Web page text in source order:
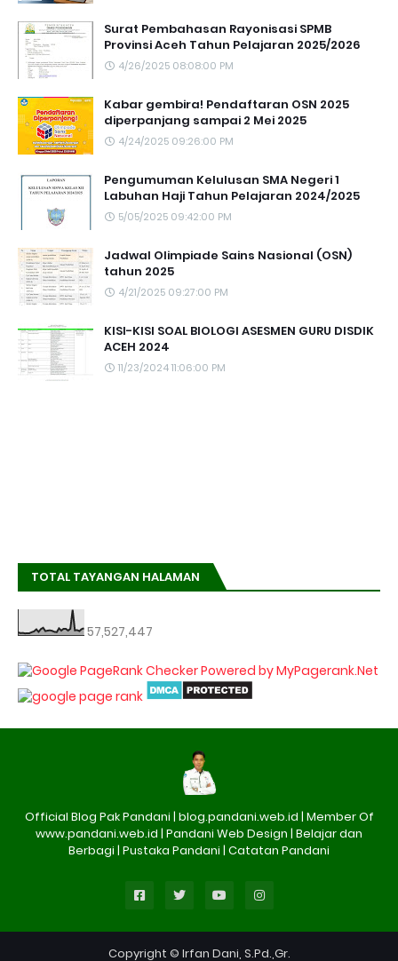
Surat Pembahasan Rayonisasi SPMB
Provinsi Aceh Tahun Pelajaran 2025/2026
4/26/2025 08:08:00 PM
Kabar gembira! Pendaftaran OSN 2025
diperpanjang sampai 2 Mei 2025
4/24/2025 09:26:00 PM
Pengumuman Kelulusan SMA Negeri 1
Labuhan Haji Tahun Pelajaran 2024/2025
5/05/2025 09:42:00 PM
Jadwal Olimpiade Sains Nasional (OSN)
tahun 2025
4/21/2025 09:27:00 PM
KISI-KISI SOAL BIOLOGI ASESMEN GURU DISDIK
ACEH 2024
11/23/2024 11:06:00 PM
TOTAL TAYANGAN HALAMAN
57,527,447
Official Blog Pak Pandani | blog.pandani.web.id | Member Of
www.pandani.web.id | Pandani Web Design | Belajar dan
Berbagi | Pustaka Pandani | Catatan Pandani
Copyright © Irfan Dani, S.Pd.,Gr.